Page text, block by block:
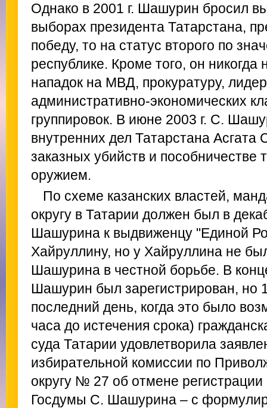
Однако в 2001 г. Шашурин бросил
выборах президента Татарстана,
победу, то на статус второго по
республике. Кроме того, он
нападок на МВД, прокуратуру,
административно-экономических
группировок. В июне 2003 г. С.
внутренних дел Татарстана
заказных убийств и пособничестве
оружием.
По схеме казанских властей,
округу в Татарии должен был в
Шашурина к выдвиженцу "Единой
Хайруллину, но у Хайруллина не
Шашурина в честной борьбе. В
Шашурин был зарегистрирован, но
последний день, когда это было
часа до истечения срока)
суда Татарии удовлетворила
избирательной комиссии по
округу № 27 об отмене
Госдумы С. Шашурина – с